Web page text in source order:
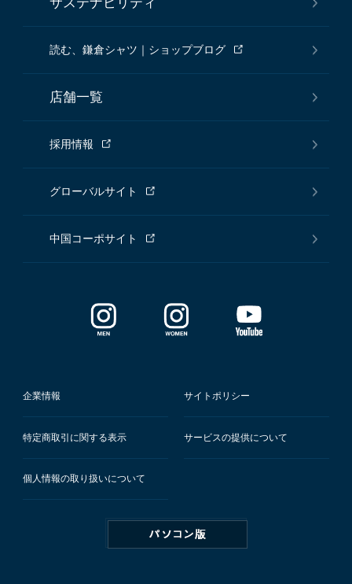
読む、鎌倉シャツ｜ショップブログ
店舗一覧
採用情報
グローバルサイト
中国コーポサイト
企業情報 サイトポリシー
特定商取引に関する表示 サービスの提供について
個人情報の取り扱いについて